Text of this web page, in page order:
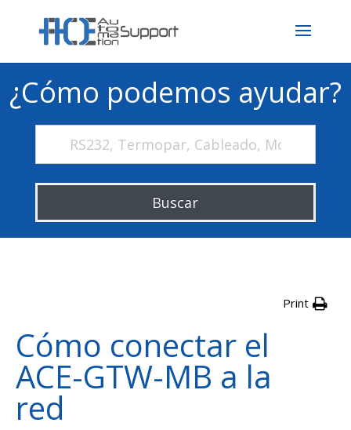
¿Cómo podemos ayudar?
Buscar
Print
Cómo conectar el
ACE-GTW-MB a la
red